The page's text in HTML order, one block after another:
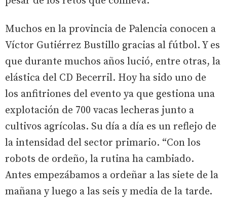
Muchos en la provincia de Palencia conocen a
Víctor Gutiérrez Bustillo gracias al fútbol. Y es
que durante muchos años lució, entre otras, la
elástica del CD Becerril. Hoy ha sido uno de
los anfitriones del evento ya que gestiona una
explotación de 700 vacas lecheras junto a
cultivos agrícolas. Su día a día es un reflejo de
la intensidad del sector primario. “Con los
robots de ordeño, la rutina ha cambiado.
Antes empezábamos a ordeñar a las siete de la
mañana y luego a las seis y media de la tarde.